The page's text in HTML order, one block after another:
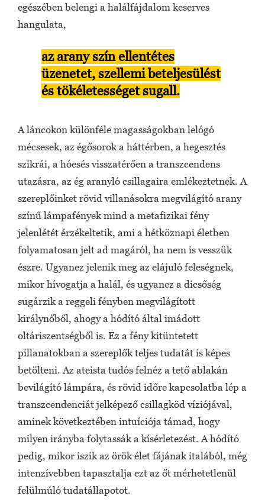
egészében belengi a halálfájdalom keserves
hangulata,
az arany szín ellentétes
üzenetet, szellemi beteljesülést
és tökéletességet sugall.
A láncokon különféle magasságokban lelógó
mécsesek, az égősorok a háttérben, a hegesztés
szikrái, a hóesés visszatérően a transzcendens
utazásra, az ég aranyló csillagaira emlékeztetnek. A
szereplőinket rövid villanásokra megvilágító arany
színű lámpafények mind a metafizikai fény
jelenlétét érzékeltetik, ami a hétköznapi életben
folyamatosan jelt ad magáról, ha nem is vesszük
észre. Ugyanez jelenik meg az elájuló feleségnek,
mikor hívogatja a halál, és ugyanez a dicsőség
sugárzik a reggeli fényben megvilágított
királynőből, ahogy a hódító által imádott
oltáriszentségből is. Ez a fény kitüntetett
pillanatokban a szereplők teljes tudatát is képes
betölteni. Az ateista tudós felnéz a tető ablakán
bevilágító lámpára, és rövid időre kapcsolatba lép a
transzcendenciát jelképező csillagköd víziójával,
aminek következtében intuíciója támad, hogy
milyen irányba folytassák a kísérletezést. A hódító
pedig, mikor iszik az örök élet fájának italából, még
intenzívebben tapasztalja ezt az őt mérhetetlenül
felülmúló tudatállapotot.